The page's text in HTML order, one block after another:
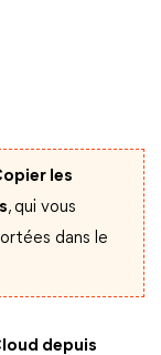
les
, qui vous
dans le
depuis